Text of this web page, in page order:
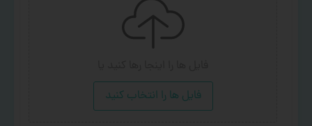
فایل ها را انتخاب کنید